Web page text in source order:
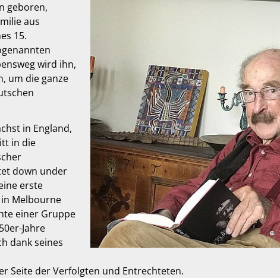
geboren,
aus
15.
wird ihn,
um die ganze
in England,
in die
down under
erste
Melbourne
einer Gruppe
Jahre
dank seines
Seite der Verfolgten und Entrechteten.